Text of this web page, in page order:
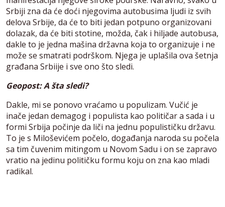
Srbiji zna da će doći njegovima autobusima ljudi iz svih
delova Srbije, da će to biti jedan potpuno organizovani
dolazak, da će biti stotine, možda, čak i hiljade autobusa,
dakle to je jedna mašina državna koja to organizuje i ne
može se smatrati podrškom. Njega je uplašila ova šetnja
građana Srbiije i sve ono što sledi.
Geopost: A šta sledi?
Dakle, mi se ponovo vraćamo u populizam. Vučić je
inače jedan demagog i populista kao političar a sada i u
formi Srbija počinje da liči na jednu populističku državu.
To je s Miloševićem počelo, događanja naroda su počela
sa tim čuvenim mitingom u Novom Sadu i on se zapravo
vratio na jedinu političku formu koju on zna kao mladi
radikal.